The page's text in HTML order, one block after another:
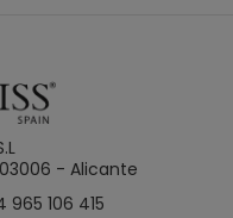
- Alicante
965 106 415